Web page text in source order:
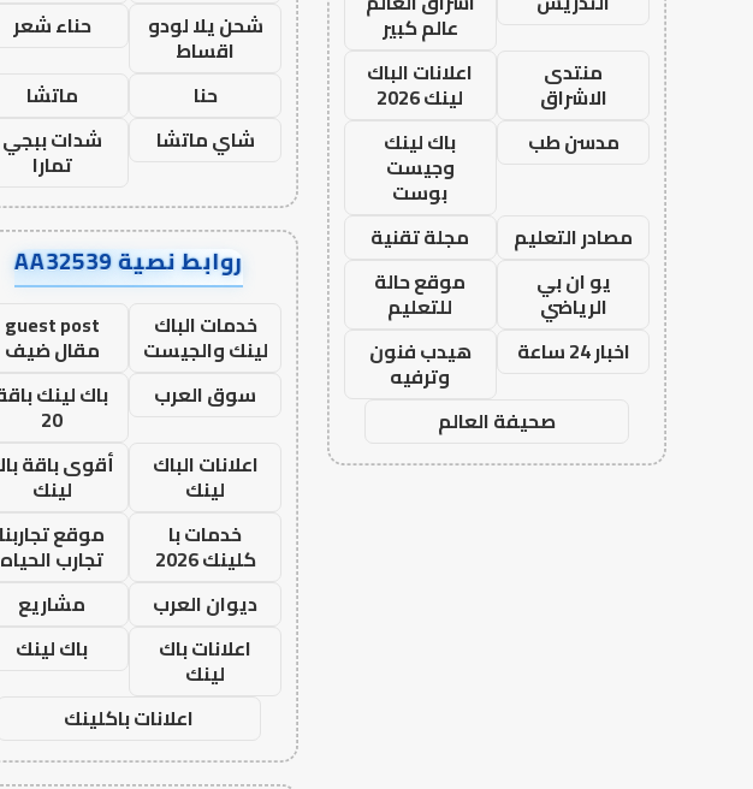
عالم كبير
منتدى
الاشراق
اعلانات الباك
لينك 2026
مدسن طب
باك لينك
وجيست
بوست
مصادر التعليم
مجلة تقنية
يو ان بي
الرياضي
موقع حالة
للتعليم
اخبار 24 ساعة
هيدب فنون
وترفيه
صحيفة العالم
شحن يلا لودو
اقساط
حناء شعر
حنا
ماتشا
شاي ماتشا
شدات ببجي
تمارا
روابط نصية AA32539
خدمات الباك
لينك والجيست
guest post
مقال ضيف
سوق العرب
باك لينك
20
اعلانات الباك
لينك
أقوى باقة
لينك
خدمات با
كلينك 2026
موقع تجاربنا
تجارب الحياه
ديوان العرب
مشاريع
اعلانات باك
لينك
باك لينك
اعلانات باكلينك